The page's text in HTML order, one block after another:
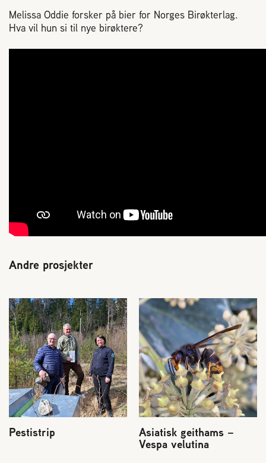
Melissa Oddie forsker på bier for Norges Birøkterlag.
Hva vil hun si til nye birøktere?
Andre prosjekter
Pestistrip Asiatisk geithams –
Vespa velutina